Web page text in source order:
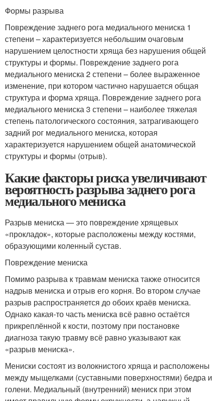
Формы разрыва
Повреждение заднего рога медиального мениска 1
степени – характеризуется небольшим очаговым
нарушением целостности хряща без нарушения общей
структуры и формы. Повреждение заднего рога
медиального мениска 2 степени – более выраженное
изменение, при котором частично нарушается общая
структура и форма хряща. Повреждение заднего рога
медиального мениска 3 степени – наиболее тяжелая
степень патологического состояния, затрагивающего
задний рог медиального мениска, которая
характеризуется нарушением общей анатомической
структуры и формы (отрыв).
Какие факторы риска увеличивают
вероятность разрыва заднего рога
медиального мениска
Разрыв мениска — это повреждение хрящевых
«прокладок», которые расположены между костями,
образующими коленный сустав.
Повреждение мениска
Помимо разрыва к травмам мениска также относится
надрыв мениска и отрыв его корня. Во втором случае
разрыв распространяется до обоих краёв мениска.
Однако какая-то часть мениска всё равно остаётся
прикреплённой к кости, поэтому при постановке
диагноза такую травму всё равно указывают как
«разрыв мениска».
Мениски состоят из волокнистого хряща и расположены
между мыщелками (суставными поверхностями) бедра и
голени. Медиальный (внутренний) мениск при этом